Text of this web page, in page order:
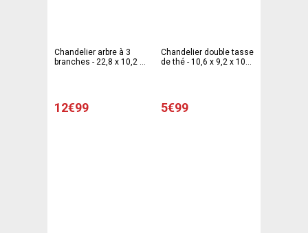
Chandelier arbre à 3
branches - 22,8 x 10,2 x
12€99
Chandelier double tasse
de thé - 10,6 x 9,2 x 10
5€99